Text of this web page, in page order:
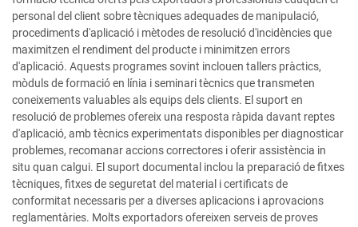
personal del client sobre tècniques adequades de manipulació,
procediments d'aplicació i mètodes de resolució d'incidències que
maximitzen el rendiment del producte i minimitzen errors
d'aplicació. Aquests programes sovint inclouen tallers pràctics,
mòduls de formació en línia i seminari tècnics que transmeten
coneixements valuables als equips dels clients. El suport en
resolució de problemes ofereix una resposta ràpida davant reptes
d'aplicació, amb tècnics experimentats disponibles per diagnosticar
problemes, recomanar accions correctores i oferir assistència in
situ quan calgui. El suport documental inclou la preparació de fitxes
tècniques, fitxes de seguretat del material i certificats de
conformitat necessaris per a diverses aplicacions i aprovacions
reglamentàries. Molts exportadors ofereixen serveis de proves